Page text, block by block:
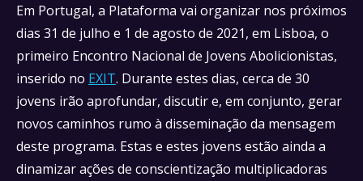
Em Portugal, a Plataforma vai organizar nos próximos
dias 31 de julho e 1 de agosto de 2021, em Lisboa, o
primeiro Encontro Nacional de Jovens Abolicionistas,
inserido no EXIT. Durante estes dias, cerca de 30
jovens irão aprofundar, discutir e, em conjunto, gerar
novos caminhos rumo à disseminação da mensagem
deste programa. Estas e estes jovens estão ainda a
dinamizar ações de conscientização multiplicadoras